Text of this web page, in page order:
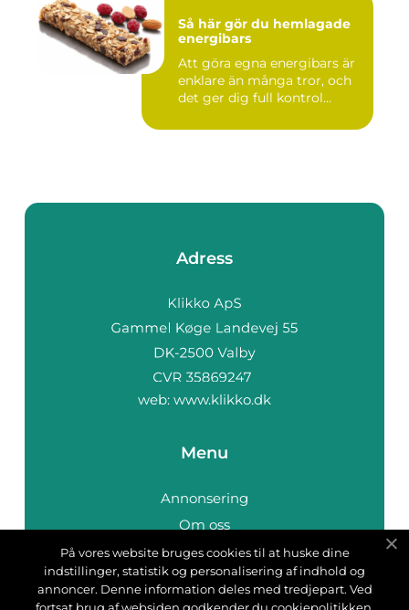
Så här gör du hemlagade
energibars
Att göra egna energibars är
enklare än många tror, och
det ger dig full kontrol...
Adress
web: www.klikko.dk
Menu
Annonsering
Om oss
Cookies
Kontakta oss
Sitemap
På vores website bruges cookies til at huske dine
indstillinger, statistik og personalisering af indhold og
annoncer. Denne information deles med tredjepart. Ved